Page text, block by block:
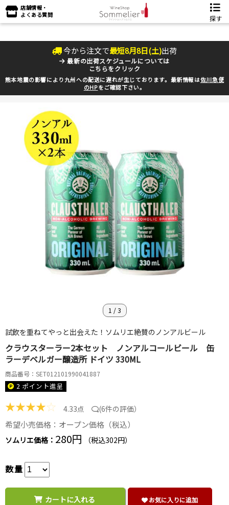
店舗情報・
よくある質問
探す
今から注文で最短8月8日(土)出荷
最新の出荷スケジュールについては
こちらをクリック
熊本地震の影響により九州への配送に遅れが生じております。最新情報は佐川急便
のHPをご確認下さい。
1 /3
試飲を重ねてやっと出会えた！ソムリエ絶賛のノンアルビール
クラウスターラー2本セット ノンアルコールビール 缶
ラーデベルガー醸造所 ドイツ 330ML
商品番号：SET012101990041887
2 ポイント進呈
★★★★☆ 4.33点 (6件の評価）
希望小売価格：オープン価格（税込）
ソムリエ価格： 280円 （税込302円）
数量
カートに入れる お気に入りに追加